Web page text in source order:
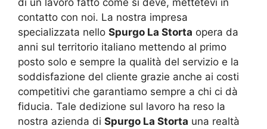
contatto con noi. La nostra impresa
specializzata nello Spurgo La Storta opera da
anni sul territorio italiano mettendo al primo
posto solo e sempre la qualità del servizio e la
soddisfazione del cliente grazie anche ai costi
competitivi che garantiamo sempre a chi ci dà
fiducia. Tale dedizione sul lavoro ha reso la
nostra azienda di Spurgo La Storta una realtà